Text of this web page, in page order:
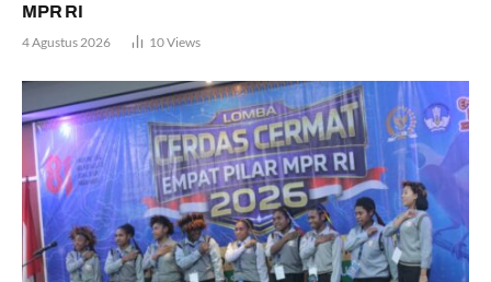
MPR RI
4 Agustus 2026 10Views